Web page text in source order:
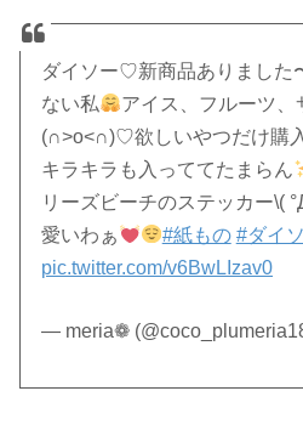
ダイソー♡新商品ありました
ない私
アイス、フルーツ、
(∩˃o˂∩)♡欲しいやつだけ購
キラキラも入っててたまらん
リーズビーチのステッカー\(
愛いわぁ
#紙もの #ダイ
pic.twitter.com/v6BwLIzav0
— meria❁